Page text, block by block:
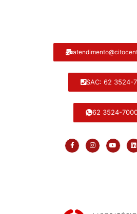
SAC: 62 3524-
62 3524-